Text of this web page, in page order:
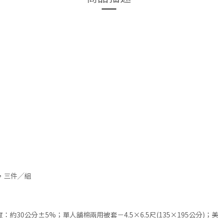
三件╱組
約30公分±5%；單人舖棉兩用被套－4.5×6.5尺(135×195公分)；